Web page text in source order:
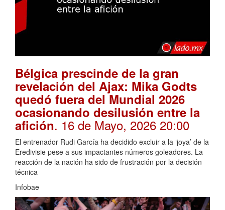
Bélgica prescinde de la gran
revelación del Ajax: Mika Godts
quedó fuera del Mundial 2026
ocasionando desilusión entre la
afición. 16 de Mayo, 2026 20:00
El entrenador Rudi García ha decidido excluir a la ‘joya’ de la
Eredivisie pese a sus impactantes números goleadores. La
reacción de la nación ha sido de frustración por la decisión
técnica
Infobae